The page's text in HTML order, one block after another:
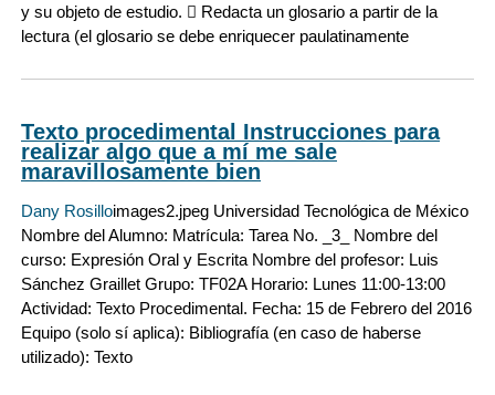
y su objeto de estudio.  Redacta un glosario a partir de la
lectura (el glosario se debe enriquecer paulatinamente
Texto procedimental Instrucciones para
realizar algo que a mí me sale
maravillosamente bien
Dany Rosilloimages2.jpeg Universidad Tecnológica de México
Nombre del Alumno: Matrícula: Tarea No. _3_ Nombre del
curso: Expresión Oral y Escrita Nombre del profesor: Luis
Sánchez Graillet Grupo: TF02A Horario: Lunes 11:00-13:00
Actividad: Texto Procedimental. Fecha: 15 de Febrero del 2016
Equipo (solo sí aplica): Bibliografía (en caso de haberse
utilizado): Texto